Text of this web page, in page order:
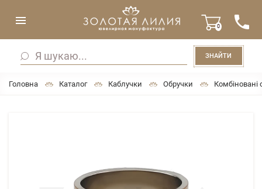
0
ЗНАЙТИ
Головна Каталог Каблучки Обручки Комбіновані